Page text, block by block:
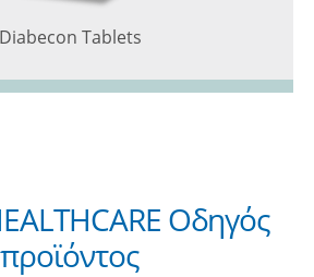
Diabecon Tablets
Οδηγός
προϊόντος